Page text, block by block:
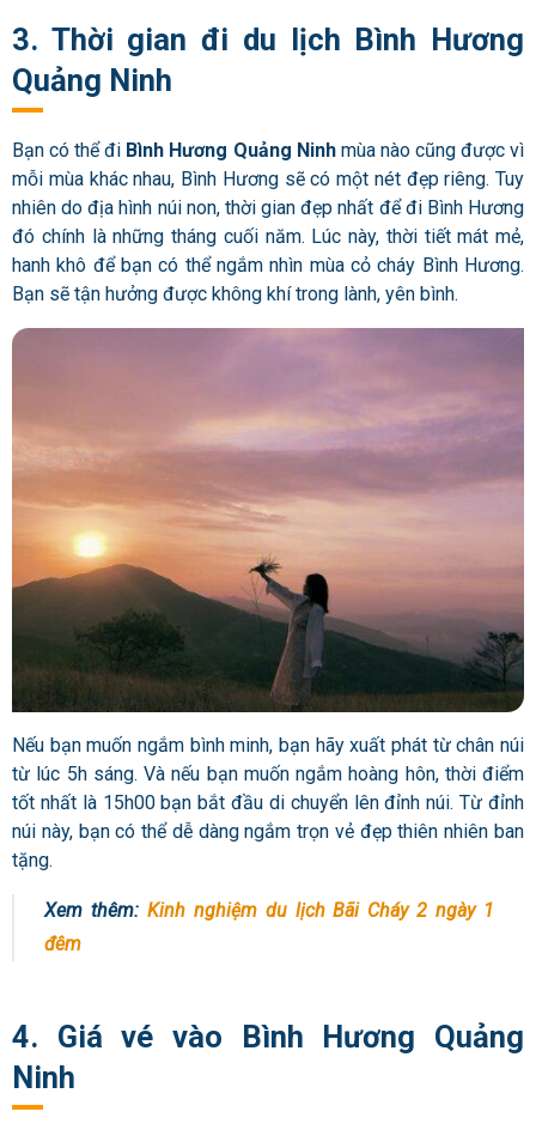
3. Thời gian đi du lịch Bình Hương
Quảng Ninh
Bạn có thể đi Bình Hương Quảng Ninhmùa nào cũng được vì
mỗi mùa khác nhau, Bình Hương sẽ có một nét đẹp riêng. Tuy
nhiên do địa hình núi non, thời gian đẹp nhất để đi Bình Hương
đó chính là những tháng cuối năm. Lúc này, thời tiết mát mẻ,
hanh khô để bạn có thể ngắm nhìn mùa cỏ cháy Bình Hương.
Bạn sẽ tận hưởng được không khí trong lành, yên bình.
Nếu bạn muốn ngắm bình minh, bạn hãy xuất phát từ chân núi
từ lúc 5h sáng. Và nếu bạn muốn ngắm hoàng hôn, thời điểm
tốt nhất là 15h00 bạn bắt đầu di chuyển lên đỉnh núi. Từ đỉnh
núi này, bạn có thể dễ dàng ngắm trọn vẻ đẹp thiên nhiên ban
tặng.
Xem thêm: Kinh nghiệm du lịch Bãi Cháy 2 ngày 1
đêm
4. Giá vé vào Bình Hương Quảng
Ninh